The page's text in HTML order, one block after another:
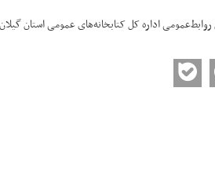
اداره کل کتابخانه‌های عمومی استان گیلان